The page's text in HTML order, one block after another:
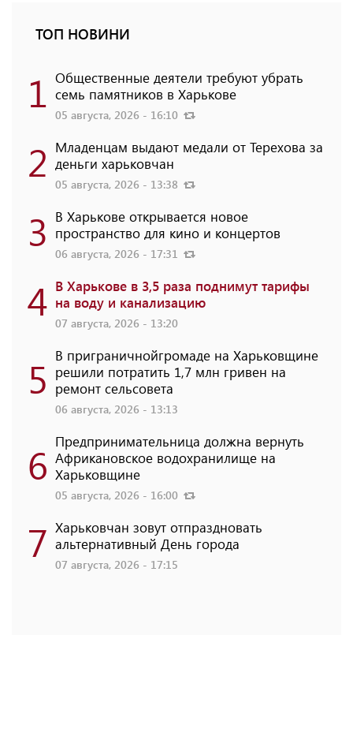
ТОП НОВИНИ
1 Общественные деятели требуют убрать
семь памятников в Харькове
05 августа, 2026 - 16:10
2 Младенцам выдают медали от Терехова за
деньги харьковчан
05 августа, 2026 - 13:38
3 В Харькове открывается новое
пространство для кино и концертов
06 августа, 2026 - 17:31
4 В Харькове в 3,5 раза поднимут тарифы
на воду и канализацию
07 августа, 2026 - 13:20
5 В приграничнойгромаде на Харьковщине
решили потратить 1,7 млн ​​гривен на
ремонт сельсовета
06 августа, 2026 - 13:13
6 Предпринимательница должна вернуть
Африкановское водохранилище на
Харьковщине
05 августа, 2026 - 16:00
7 Харьковчан зовут отпраздновать
альтернативный День города
07 августа, 2026 - 17:15